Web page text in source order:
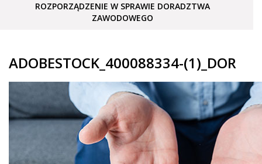
ROZPORZĄDZENIE W SPRAWIE DORADZTWA
ZAWODOWEGO
ADOBESTOCK_400088334-(1)_DOR